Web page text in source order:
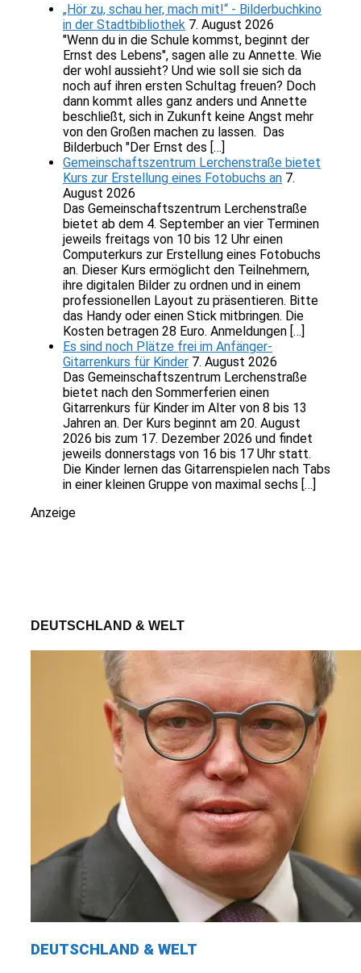
„Hör zu, schau her, mach mit!“ - Bilderbuchkino
in der Stadtbibliothek 7. August 2026
"Wenn du in die Schule kommst, beginnt der
Ernst des Lebens", sagen alle zu Annette. Wie
der wohl aussieht? Und wie soll sie sich da
noch auf ihren ersten Schultag freuen? Doch
dann kommt alles ganz anders und Annette
beschließt, sich in Zukunft keine Angst mehr
von den Großen machen zu lassen. Das
Bilderbuch "Der Ernst des […]
Gemeinschaftszentrum Lerchenstraße bietet
Kurs zur Erstellung eines Fotobuchs an 7.
August 2026
Das Gemeinschaftszentrum Lerchenstraße
bietet ab dem 4. September an vier Terminen
jeweils freitags von 10 bis 12 Uhr einen
Computerkurs zur Erstellung eines Fotobuchs
an. Dieser Kurs ermöglicht den Teilnehmern,
ihre digitalen Bilder zu ordnen und in einem
professionellen Layout zu präsentieren. Bitte
das Handy oder einen Stick mitbringen. Die
Kosten betragen 28 Euro. Anmeldungen […]
Es sind noch Plätze frei im Anfänger-
Gitarrenkurs für Kinder 7. August 2026
Das Gemeinschaftszentrum Lerchenstraße
bietet nach den Sommerferien einen
Gitarrenkurs für Kinder im Alter von 8 bis 13
Jahren an. Der Kurs beginnt am 20. August
2026 bis zum 17. Dezember 2026 und findet
jeweils donnerstags von 16 bis 17 Uhr statt.
Die Kinder lernen das Gitarrenspielen nach Tabs
in einer kleinen Gruppe von maximal sechs […]
Anzeige
DEUTSCHLAND & WELT
DEUTSCHLAND & WELT